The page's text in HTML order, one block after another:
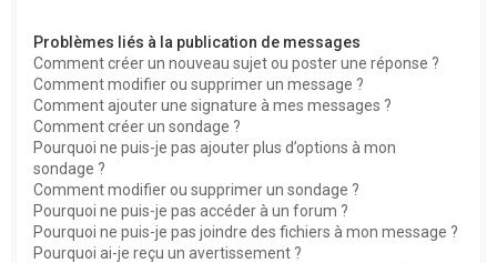
Problèmes liés à la publication de messages
Comment créer un nouveau sujet ou poster une réponse ?
Comment modifier ou supprimer un message ?
Comment ajouter une signature à mes messages ?
Comment créer un sondage ?
Pourquoi ne puis-je pas ajouter plus d’options à mon
sondage ?
Comment modifier ou supprimer un sondage ?
Pourquoi ne puis-je pas accéder à un forum ?
Pourquoi ne puis-je pas joindre des fichiers à mon message ?
Pourquoi ai-je reçu un avertissement ?